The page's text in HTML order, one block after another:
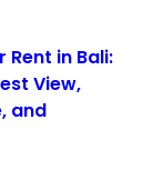
Rent in Bali:
View,
and